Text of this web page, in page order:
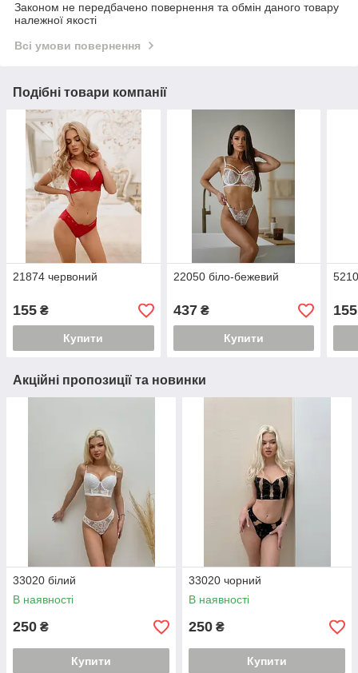
Законом не передбачено повернення та обмін даного товару
належної якості
Всі умови повернення
Подібні товари компанії
21874 червоний
155 ₴
Купити
22050 біло-бежевий
437₴
Купити
155
Акційні пропозиції та новинки
33020 білий
В наявності
250 ₴
Купити
33020 чорний
В наявності
250 ₴
Купити